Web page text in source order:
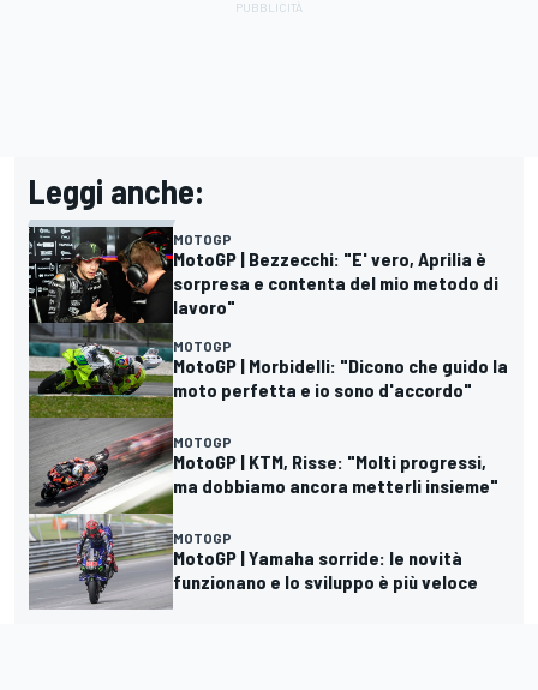
Leggi anche:
MOTOGP
MotoGP | Bezzecchi: "E' vero, Aprilia è
sorpresa e contenta del mio metodo di
lavoro"
MOTOGP
MotoGP | Morbidelli: "Dicono che guido la
moto perfetta e io sono d'accordo"
MOTOGP
MotoGP | KTM, Risse: "Molti progressi,
ma dobbiamo ancora metterli insieme"
MOTOGP
MotoGP | Yamaha sorride: le novità
funzionano e lo sviluppo è più veloce